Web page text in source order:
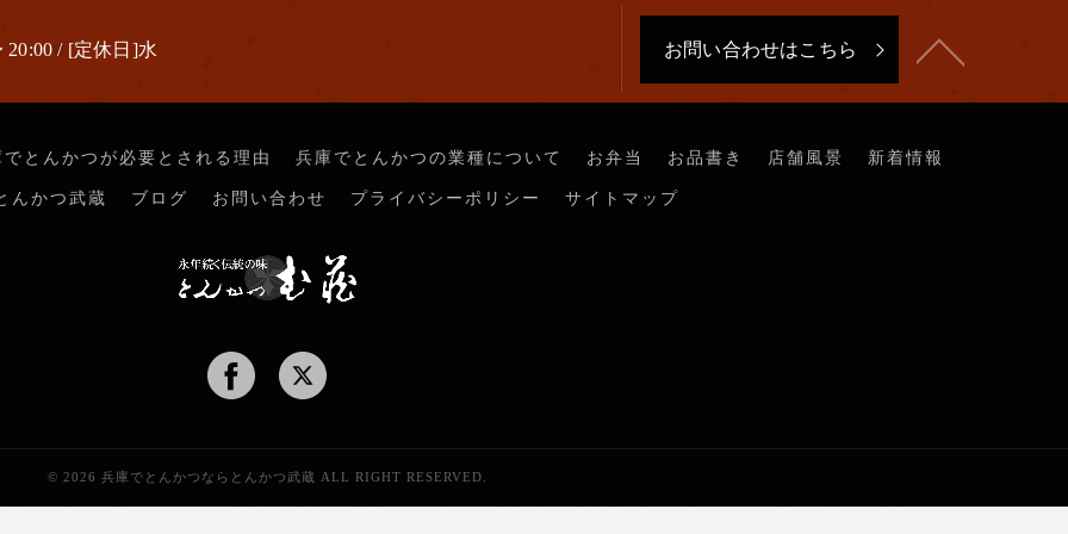
20:00 / [定休日]水 お問い合わせはこちら
でとんかつが必要とされる理由 兵庫でとんかつの業種について お弁当 お品書き 店舗風景 新着情報
んかつ武蔵 ブログ お問い合わせ プライバシーポリシー サイトマップ
© 2026 兵庫でとんかつならとんかつ武蔵 ALL RIGHT RESERVED.